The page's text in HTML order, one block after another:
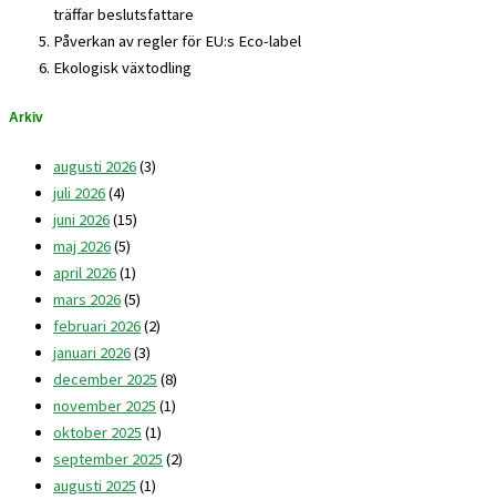
träffar beslutsfattare
Påverkan av regler för EU:s Eco-label
Ekologisk växtodling
Arkiv
augusti 2026(3)
juli 2026(4)
juni 2026(15)
maj 2026(5)
april 2026(1)
mars 2026(5)
februari 2026(2)
januari 2026(3)
december 2025 (8)
november 2025 (1)
oktober 2025 (1)
september 2025 (2)
augusti 2025 (1)